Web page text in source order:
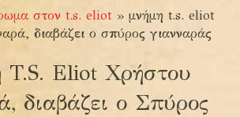
στον t.s. eliot » μνήμη t.s. eliot
διαβάζει ο σπύρος γιανναράς
Eliot Χρήστου
διαβάζει ο Σπύρος